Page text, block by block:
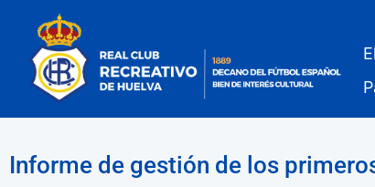
Informe de gestión de los